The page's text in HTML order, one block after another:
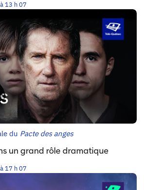
13 h 07
du Pacte des anges
un grand rôle dramatique
17 h 07